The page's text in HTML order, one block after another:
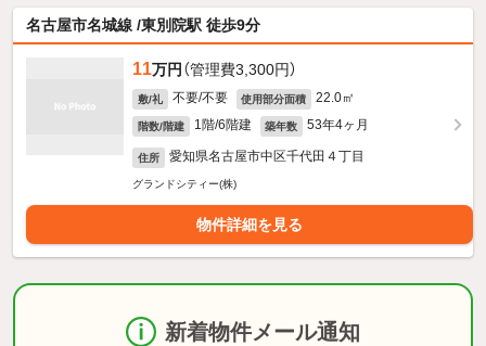
名古屋市名城線 /東別院駅 徒歩9分
11万円 （管理費3,300円）
敷/礼 不要/不要 使用部分面積 22.0㎡
階数/階建 1階/6階建 築年数 53年4ヶ月
住所 愛知県名古屋市中区千代田４丁目
グランドシティー(株)
物件詳細を見る
新着物件メール通知